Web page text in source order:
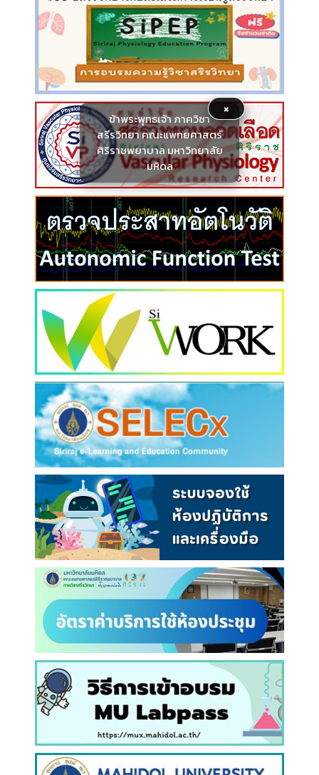
×
ข้าพระพุทธเจ้า ภาควิชา
สรีรวิทยา คณะแพทยศาสตร์
ศิริราชพยาบาล มหาวิทยาลัย
มหิดล